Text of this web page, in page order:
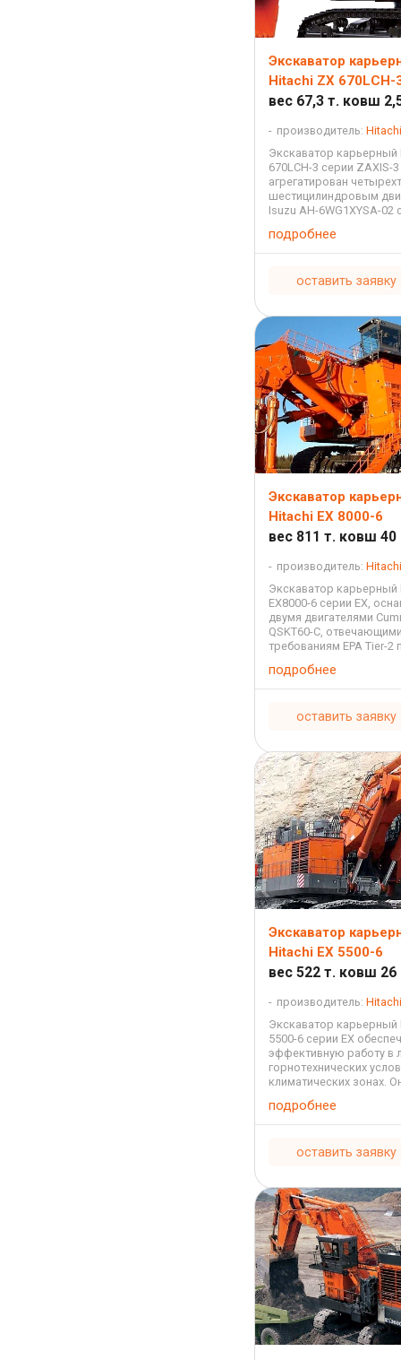
Экскаватор
Hitachi ZX 670LCH-
вес 67,3 т. ковш
производитель: Hitachi
Экскаватор карьерный
670LCH-3 серии ZAXIS-3
агрегатирован
шестицилиндровым
Isuzu AH-6WG1XYSA-
впрыском с
рабочим объемом
подробнее
оставить заявку
Экскаватор
Hitachi EX 8000-6
вес 811 т. ковш 40
производитель: Hitachi
Экскаватор карьерный
EX8000-6 серии EX,
двумя двигателями
QSKT60-C,
требованиям EPA Tier-2
выхлопных газов,
самых различных
горнодобывающих
подробнее
оставить заявку
Экскаватор
Hitachi EX 5500-6
вес 522 т. ковш 26
производитель: Hitachi
Экскаватор карьерный
5500-6 серии EX
эффективную работу в
горнотехнических
климатических зонах.
для рытья котлованов
отсыпки насыпи из
выполнения
подробнее
оставить заявку